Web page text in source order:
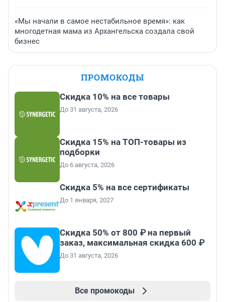
«Мы начали в самое нестабильное время»: как
многодетная мама из Архангельска создала свой
бизнес
ПРОМОКОДЫ
Скидка 10% на все товары
До 31 августа, 2026
Скидка 15% на ТОП-товары из
подборки
До 6 августа, 2026
Скидка 5% на все сертификаты
До 1 января, 2027
Скидка 50% от 800 ₽ на первый
заказ, максимальная скидка 600 ₽
До 31 августа, 2026
Все промокоды